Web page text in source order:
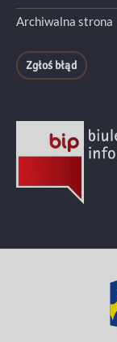
Archiwalna strona
Zgłoś błąd